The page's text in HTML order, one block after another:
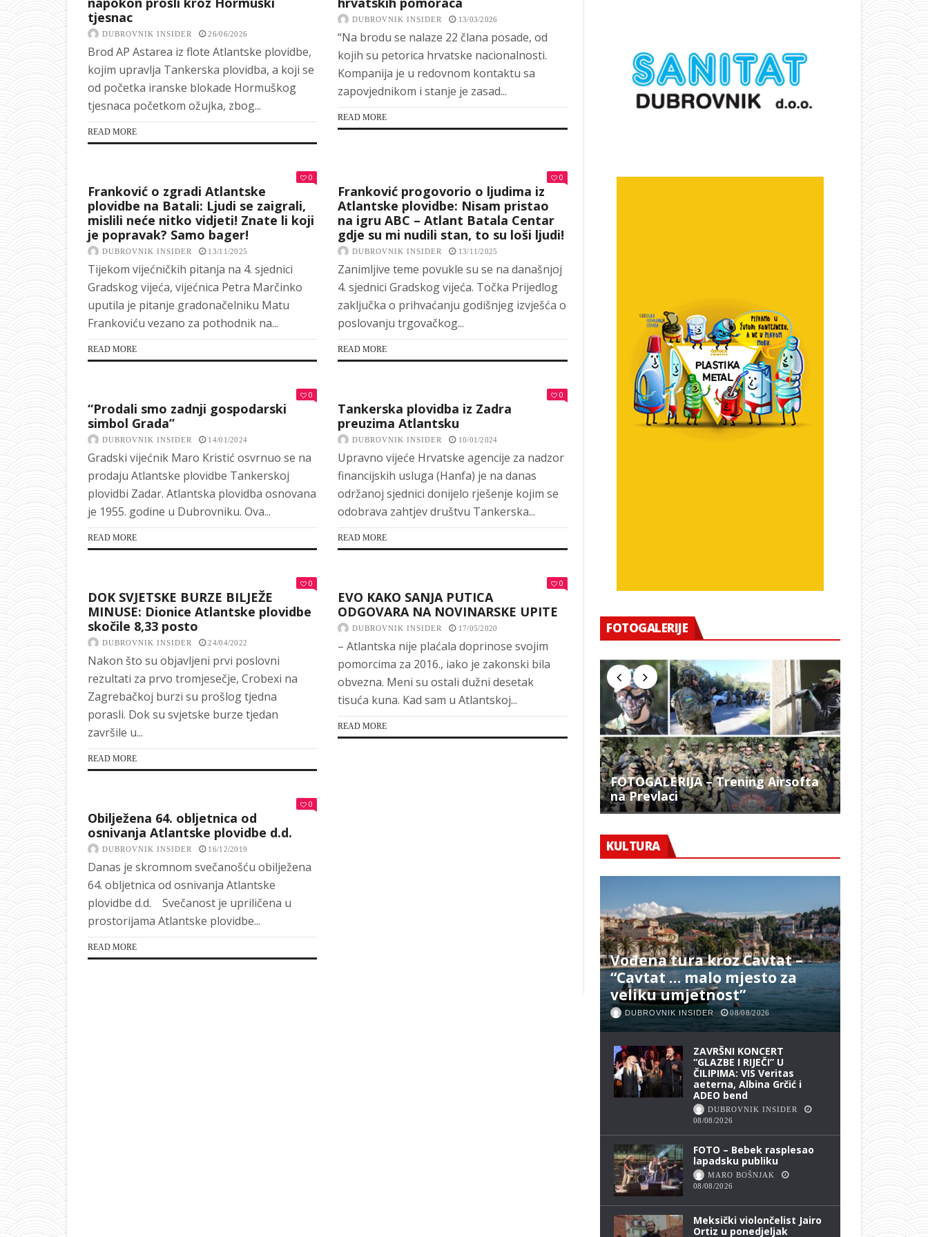
tjesnac
DUBROVNIK INSIDER 26/06/2026
Brod AP Astarea iz flote Atlantske plovidbe,
kojim upravlja Tankerska plovidba, a koji se
od početka iranske blokade Hormuškog
tjesnaca početkom ožujka, zbog...
READ MORE
DUBROVNIK INSIDER 13/03/2026
“Na brodu se nalaze 22 člana posade, od
kojih su petorica hrvatske nacionalnosti.
Kompanija je u redovnom kontaktu sa
zapovjednikom i stanje je zasad...
READ MORE
0
Franković o zgradi Atlantske
plovidbe na Batali: Ljudi se zaigrali,
mislili neće nitko vidjeti! Znate li koji
je popravak? Samo bager!
DUBROVNIK INSIDER 13/11/2025
Tijekom vijećničkih pitanja na 4. sjednici
Gradskog vijeća, vijećnica Petra Marčinko
uputila je pitanje gradonačelniku Matu
Frankoviću vezano za pothodnik na...
READ MORE
0
Franković progovorio o ljudima iz
Atlantske plovidbe: Nisam pristao
na igru ABC – Atlant Batala Centar
gdje su mi nudili stan, to su loši ljudi!
DUBROVNIK INSIDER 13/11/2025
Zanimljive teme povukle su se na današnjoj
4. sjednici Gradskog vijeća. Točka Prijedlog
zaključka o prihvaćanju godišnjeg izvješća o
poslovanju trgovačkog...
READ MORE
0
“Prodali smo zadnji gospodarski
simbol Grada”
DUBROVNIK INSIDER 14/01/2024
Gradski vijećnik Maro Kristić osvrnuo se na
prodaju Atlantske plovidbe Tankerskoj
plovidbi Zadar. Atlantska plovidba osnovana
je 1955. godine u Dubrovniku. Ova...
READ MORE
0
Tankerska plovidba iz Zadra
preuzima Atlantsku
DUBROVNIK INSIDER 10/01/2024
Upravno vijeće Hrvatske agencije za nadzor
financijskih usluga (Hanfa) je na danas
održanoj sjednici donijelo rješenje kojim se
odobrava zahtjev društvu Tankerska...
READ MORE
0
DOK SVJETSKE BURZE BILJEŽE
MINUSE: Dionice Atlantske plovidbe
skočile 8,33 posto
DUBROVNIK INSIDER 24/04/2022
Nakon što su objavljeni prvi poslovni
rezultati za prvo tromjesečje, Crobexi na
Zagrebačkoj burzi su prošlog tjedna
porasli. Dok su svjetske burze tjedan
završile u...
READ MORE
0
EVO KAKO SANJA PUTICA
ODGOVARA NA NOVINARSKE UPITE
DUBROVNIK INSIDER 17/05/2020
– Atlantska nije plaćala doprinose svojim
pomorcima za 2016., iako je zakonski bila
obvezna. Meni su ostali dužni desetak
tisuća kuna. Kad sam u Atlantskoj...
READ MORE
0
Obilježena 64. obljetnica od
osnivanja Atlantske plovidbe d.d.
DUBROVNIK INSIDER 16/12/2019
Danas je skromnom svečanošću obilježena
64. obljetnica od osnivanja Atlantske
plovidbe d.d. Svečanost je upriličena u
prostorijama Atlantske plovidbe...
READ MORE
FOTOGALERIJE
FOTOGALERIJA – Trening Airsofta
na Prevlaci
FOTO –
KULTURA
Vođena tura kroz Cavtat –
“Cavtat … malo mjesto za
veliku umjetnost”
DUBROVNIK INSIDER 08/08/2026
ZAVRŠNI KONCERT
“GLAZBE I RIJEČI” U
ČILIPIMA: VIS Veritas
aeterna, Albina Grčić i
ADEO bend
DUBROVNIK INSIDER
08/08/2026
FOTO – Bebek rasplesao
lapadsku publiku
MARO BOŠNJAK
08/08/2026
Meksički violončelist Jairo
Ortiz u ponedjeljak